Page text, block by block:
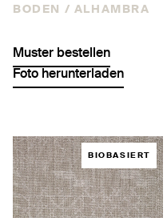
BODEN / ALHAMBRA
Muster bestellen
Foto herunterladen
BIOBASIERT